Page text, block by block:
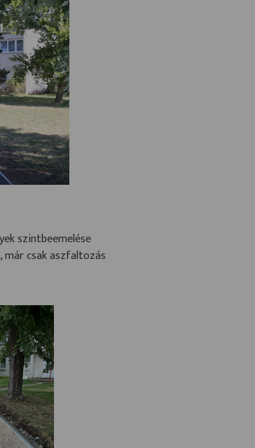
szintbeemelése
csak aszfaltozás